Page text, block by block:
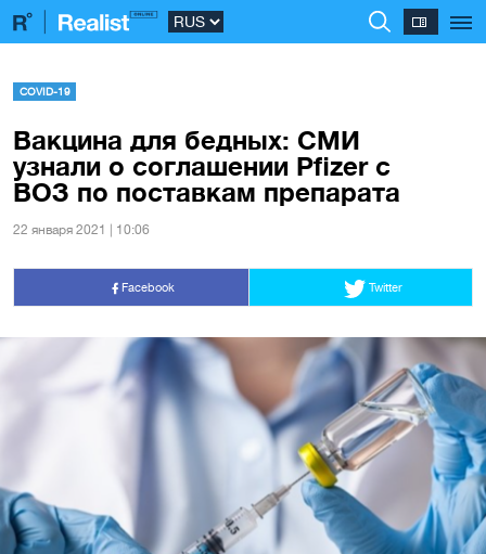
COVID-19
Вакцина для бедных: СМИ
узнали о соглашении Pfizer с
ВОЗ по поставкам препарата
22 января 2021 | 10:06
Facebook Twitter